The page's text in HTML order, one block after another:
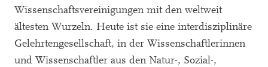
Wissenschaftsvereinigungen mit den weltweit
ältesten Wurzeln. Heute ist sie eine interdisziplinäre
Gelehrtengesellschaft, in der Wissenschaftlerinnen
und Wissenschaftler aus den Natur-, Sozial-,